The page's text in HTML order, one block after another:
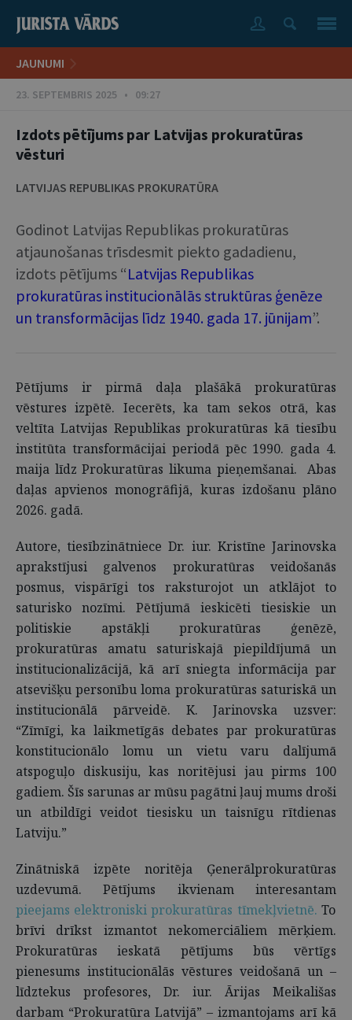
JAUNUMI
23. SEPTEMBRIS 2025 • 09:27
Izdots pētījums par Latvijas prokuratūras
vēsturi
LATVIJAS REPUBLIKAS PROKURATŪRA
Godinot Latvijas Republikas prokuratūras
atjaunošanas trīsdesmit piekto gadadienu,
izdots pētījums “Latvijas Republikas
prokuratūras institucionālās struktūras ģenēze
un transformācijas līdz 1940. gada 17. jūnijam”.
Pētījums ir pirmā daļa plašākā prokuratūras
vēstures izpētē. Iecerēts, ka tam sekos otrā, kas
veltīta Latvijas Republikas prokuratūras kā tiesību
institūta transformācijai periodā pēc 1990. gada 4.
maija līdz Prokuratūras likuma pieņemšanai. Abas
daļas apvienos monogrāfijā, kuras izdošanu plāno
2026. gadā.
Autore, tiesībzinātniece Dr. iur. Kristīne Jarinovska
aprakstījusi galvenos prokuratūras veidošanās
posmus, vispārīgi tos raksturojot un atklājot to
saturisko nozīmi. Pētījumā ieskicēti tiesiskie un
politiskie apstākļi prokuratūras ģenēzē,
prokuratūras amatu saturiskajā piepildījumā un
institucionalizācijā, kā arī sniegta informācija par
atsevišķu personību loma prokuratūras saturiskā un
institucionālā pārveidē. K. Jarinovska uzsver:
“Zīmīgi, ka laikmetīgās debates par prokuratūras
konstitucionālo lomu un vietu varu dalījumā
atspoguļo diskusiju, kas noritējusi jau pirms 100
gadiem. Šīs sarunas ar mūsu pagātni ļauj mums droši
un atbildīgi veidot tiesisku un taisnīgu rītdienas
Latviju.”
Zinātniskā izpēte noritēja Ģenerālprokuratūras
uzdevumā. Pētījums ikvienam interesantam
pieejams elektroniski prokuratūras tīmekļvietnē. To
brīvi drīkst izmantot nekomerciāliem mērķiem.
Prokuratūras ieskatā pētījums būs vērtīgs
pienesums institucionālās vēstures veidošanā un –
līdztekus profesores, Dr. iur. Ārijas Meikališas
darbam “Prokuratūra Latvijā” – izmantojams arī kā